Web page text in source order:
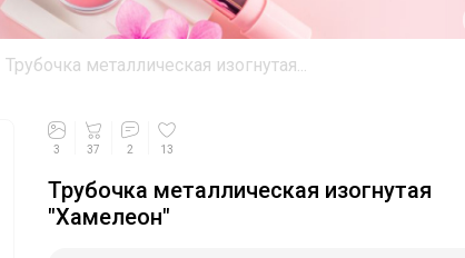
Трубочка металлическая изогнутая...
3 37 2 13
Трубочка металлическая изогнутая
"Хамелеон"